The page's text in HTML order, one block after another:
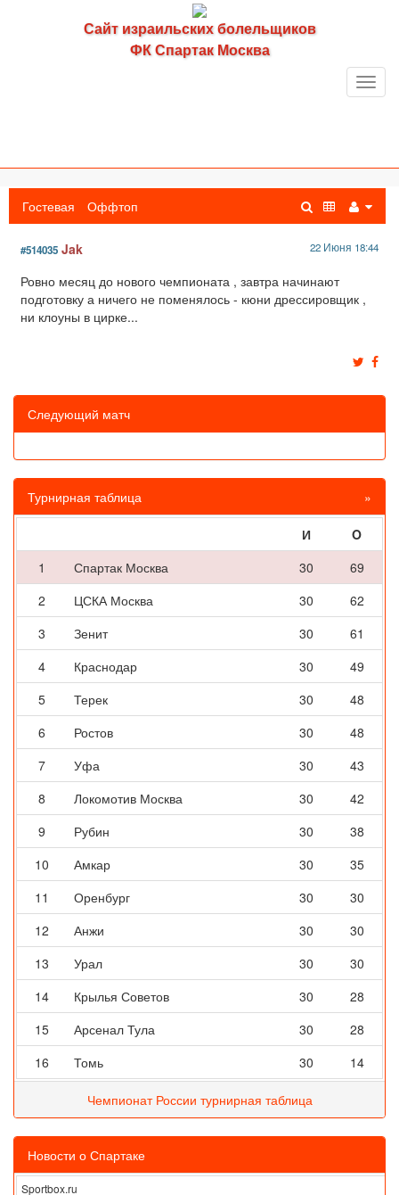
Сайт израильских болельщиков
ФК Спартак Москва
Гостевая Оффтоп
#514035 Jak 22 Июня 18:44
Ровно месяц до нового чемпионата , завтра начинают
подготовку а ничего не поменялось - кюни дрессировщик ,
ни клоуны в цирке...
Следующий матч
Турнирная таблица »
И
O
1
Спартак Москва 30
69
2
ЦСКА Москва 30
62
3
Зенит 30
61
4
Краснодар 30
49
5
Терек 30
48
6
Ростов 30
48
7
Уфа 30
43
8
Локомотив Москва 30
42
9
Рубин 30
38
10
Амкар 30
35
11
Оренбург 30
30
12
Анжи 30
30
13
Урал 30
30
14
Крылья Советов 30
28
15
Арсенал Тула 30
28
16
Томь 30 14
Чемпионат России турнирная таблица
Новости о Спартаке
Sportbox.ru